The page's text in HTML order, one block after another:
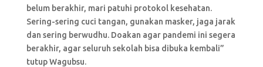
belum berakhir, mari patuhi protokol kesehatan.
Sering-sering cuci tangan, gunakan masker, jaga jarak
dan sering berwudhu. Doakan agar pandemi ini segera
berakhir, agar seluruh sekolah bisa dibuka kembali”
tutup Wagubsu.